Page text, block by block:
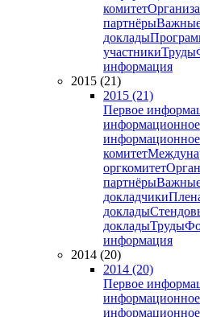
комитет
партнёры
доклады
участникиТруды
информация
2015 (21)
2015 (21)
Первое
комитет
оргкомитет
партнёры
докладчики
доклады
докладыТруды
информация
2014 (20)
2014 (20)
Первое